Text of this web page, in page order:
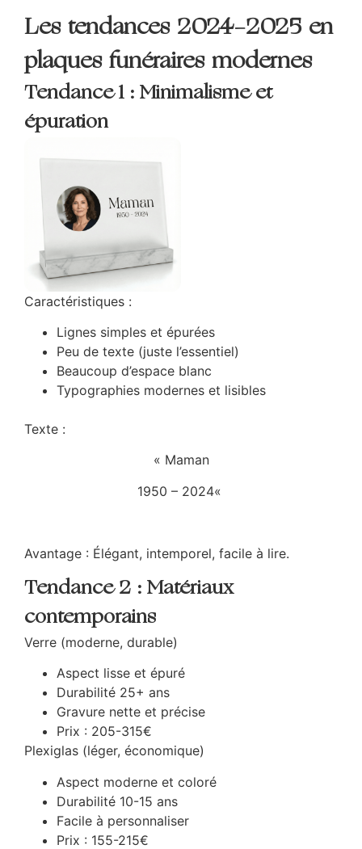
Les tendances 2024-2025 en
plaques funéraires modernes
Tendance 1 : Minimalisme et
épuration
Caractéristiques :
Lignes simples et épurées
Peu de texte (juste l’essentiel)
Beaucoup d’espace blanc
Typographies modernes et lisibles
Texte :
« Maman
1950 – 2024«
Avantage : Élégant, intemporel, facile à lire.
Tendance 2 : Matériaux
contemporains
Verre (moderne, durable)
Aspect lisse et épuré
Durabilité 25+ ans
Gravure nette et précise
Prix : 205-315€
Plexiglas (léger, économique)
Aspect moderne et coloré
Durabilité 10-15 ans
Facile à personnaliser
Prix : 155-215€